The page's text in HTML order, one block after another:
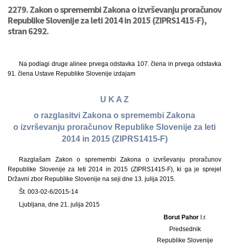
2279. Zakon o spremembi Zakona o izvrševanju proračunov
Republike Slovenije za leti 2014 in 2015 (ZIPRS1415-F),
stran 6292.
Na podlagi druge alinee prvega odstavka 107. člena in prvega odstavka
91. člena Ustave Republike Slovenije izdajam
U K A Z
o razglasitvi Zakona o spremembi Zakona
o izvrševanju proračunov Republike Slovenije za leti
2014 in 2015 (ZIPRS1415-F)
Razglašam Zakon o spremembi Zakona o izvrševanju proračunov
Republike Slovenije za leti 2014 in 2015 (ZIPRS1415-F), ki ga je sprejel
Državni zbor Republike Slovenije na seji dne 13. julija 2015.
Št. 003-02-6/2015-14
Ljubljana, dne 21. julija 2015
Borut Pahorl.r.
Predsednik
Republike Slovenije